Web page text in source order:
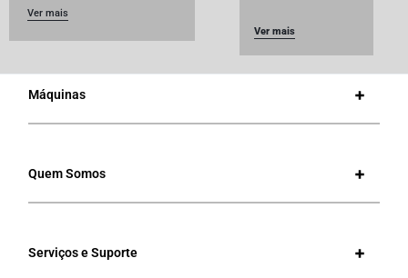
Ver mais
Ver mais
Máquinas
Quem Somos
Serviços e Suporte